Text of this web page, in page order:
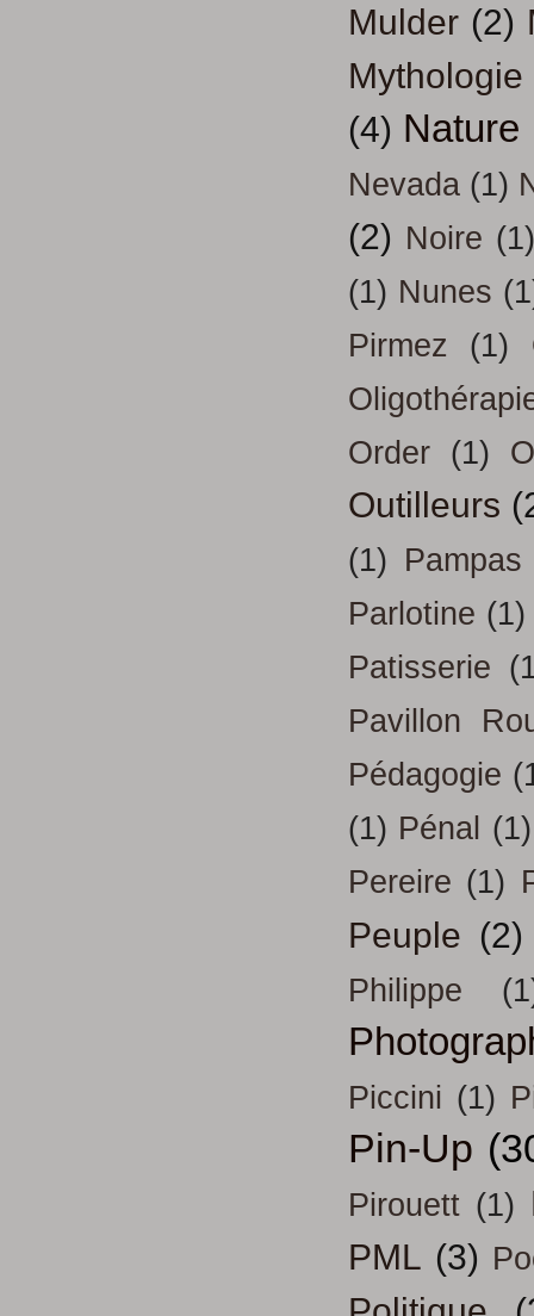
Mulder (2)
Mythologie
(4) Nature
Nevada (1)
(2) Noire
(1) Nunes
Pirmez
(1)
Order (1)
Outilleurs
(1) Pampas
Parlotine (1)
Patisserie
Pavillon
Pédagogie
(1) Pénal (1)
Pereire (1)
Peuple (2)
Philippe
Piccini (1)
Pin-Up
Pirouett (1)
PML (3)